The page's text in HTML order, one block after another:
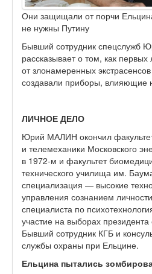
Они защищали от порчи
не нужны Путину
Бывший сотрудник спецслужб
рассказывает о том, как
от злонамеренных
создавали приборы, влияющие
ЛИЧНОЕ ДЕЛО
Юрий МАЛИН окончил
и телемеханики Московского
в 1972-м и факультет
технического училища им.
специализация — высокие
управления сознанием
специалиста по
участие на выборах
Бывший сотрудник КГБ и
службы охраны при Ельцине.
Ельцина пытались